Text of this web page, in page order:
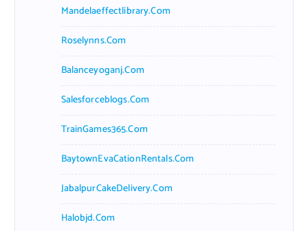
Mandelaeffectlibrary.com
Roselynns.com
Balanceyoganj.com
Salesforceblogs.com
TrainGames365.com
BaytownEvaCationRentals.com
JabalpurCakeDelivery.com
Halobjd.com